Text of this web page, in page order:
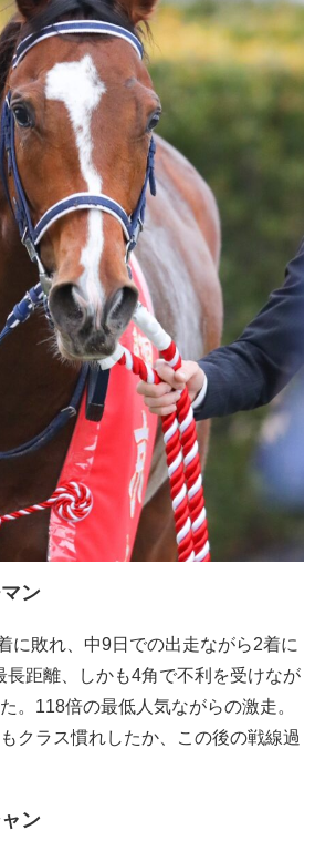
ン
に敗れ、中9日での出走ながら2着に
長距離、しかも4角で不利を受けなが
。118倍の最低人気ながらの激走。
クラス慣れしたか、この後の戦線過
ン